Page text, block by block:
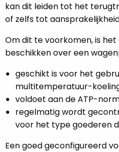
kan dit leiden tot het
of zelfs tot
Om dit te voorkomen, is
beschikken over een
geschikt is voor het
multitemperatuur-
voldoet aan de ATP-
regelmatig wordt
voor het type goederen
Een goed geconfigureerd